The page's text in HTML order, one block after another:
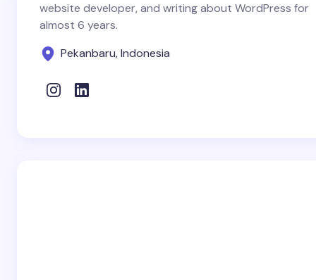
website developer, and writing about WordPress for
almost 6 years.
Pekanbaru, Indonesia